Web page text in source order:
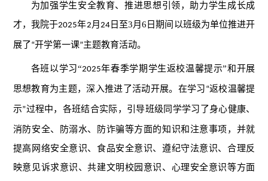
为加强学生安全教育、推进思想引领，助力学生成长成
才，我院于2025年2月 24日 至3月6 日期间 以班级为单位推进开
展了 “开学第一课”主题教育活动。
各班以学习“2025年春季学期学生返校温馨提示”和开展
思想教育为主题，深入推进了活动开展。 在学习 “返校温馨提
示”过程中， 各班结合实际，引导班级同学学习 了身心健康、
消防安全、 防溺水、 防诈骗等方面的知识和注意事项，并就
提高网络安全意识、食品安全意识、遵纪守法意识、合理反
映意见诉求意识、共建文明校园意识、 心理安全意识等方面